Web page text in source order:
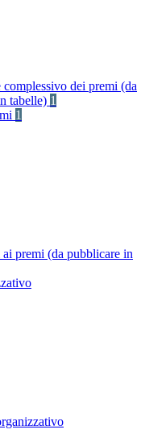
dei premi (da
tabelle) 1
1
premi (da pubblicare in